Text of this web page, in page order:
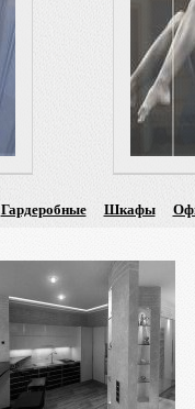
Гардеробные Шкафы